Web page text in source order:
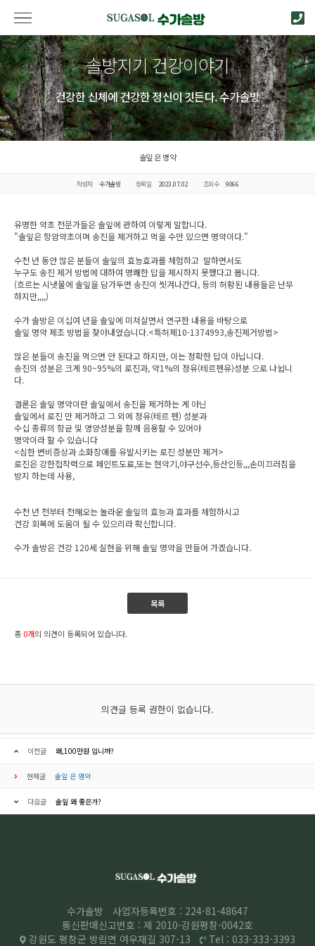
솔방지기 건강이야기
건강한 신체에 건강한 정신이 깃든다. 수가솔방
솔잎 은 명약
작성자 수가솔방 등록일 2023.07.02 조회수 9066
유명한 약초 전문가들은 솔잎에 관하여 이렇게 말합니다.
"솔잎은 항암약초이며 송진을 제거하고 먹을 수만 있으면 명약이다."
수천 년 동안 많은 분들이 솔잎의 효능효과를 체험하고 말하면서도
누구도 송진 제거 방법에 대하여 명쾌한 답을 제시하지 못했다고 봅니다.
(흐르는 시냇물에 솔잎을 담가두면 송진이 씻겨나간다, 등의 허황된 내용들은 난무
하지만,,,,)
수가 솔방은 이십여 년을 솔잎에 미쳐살면서 연구한 내용을 바탕으로
솔잎 명약 제조 방법을 찾아내었습니다.<특허제10-1374993,송진제거방법>
많은 분들이 송진을 먹으면 안 된다고 하지만, 이는 정확한 답이 아닙니다.
송진의 성분은 크게 90~95%의 로진과, 약1%의 정유(테르펜유)성분 으로 나뉩니
다.
결론은 솔잎 명약이란 솔잎에서 송진을 제거하는 게 아닌
솔잎에서 로진 만 제거하고 그 외에 정유(테르 펜) 성분과
수십 종류의 항균 및 영양성분을 함께 음용할 수 있어야
명약이라 할 수 있습니다
<심한 변비증상과 소화장애를 유발시키는 로진 성분만 제거>
로진은 강한접착력으로 페인트도료,또는 현악기,야구선수,등산인등,,,손미끄러짐을
방지 하는데 사용,
수천 년 전부터 전해오는 놀라운 솔잎의 효능과 효과를 체험하시고
건강 회복에 도움이 될 수 있으리라 확신합니다.
수가 솔방은 건강 120세 실현을 위해 솔잎 명약을 만들어 가겠습니다.
목록
총 0개의 의견이 등록되어 있습니다.
의견글 등록 권한이 없습니다.
이전글 왜,100만원 입니까?
현재글 솔잎 은 명약
다음글 솔잎 왜 좋은가?
수가솔방
사업자등록번호 : 224-81-48647
통신판매신고번호 : 제 2010-강원평창-0042호
강원도 평창군 방림면 여우재길 307-13
Tel : 033-333-3393